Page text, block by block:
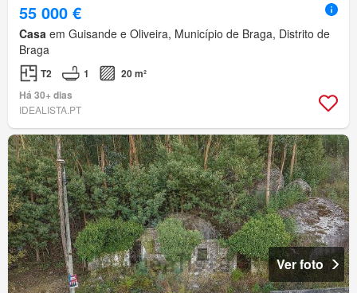
55 000 €
Casa em Guisande e Oliveira, Município de Braga, Distrito de
Braga
T2 1
20 m²
Há 30+ dias
IDEALISTA.PT
Ver foto